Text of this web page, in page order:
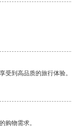
受到高品质的旅行体验。
购物需求。